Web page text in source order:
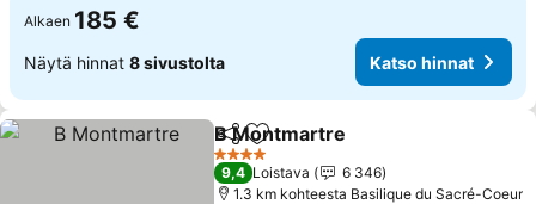
Alkaen 185 €
Näytä hinnat 8 sivustolta Katso hinnat
Jaa Lisää suosikkeihin
B Montmartre
4 Tähtiluokitus
9,4 Loistava
6 346
1.3 km kohteesta Basilique du Sacré-Coeur